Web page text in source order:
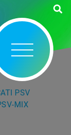
PSV
MIX